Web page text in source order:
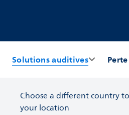
Solutions auditives
Choose a different country
your location